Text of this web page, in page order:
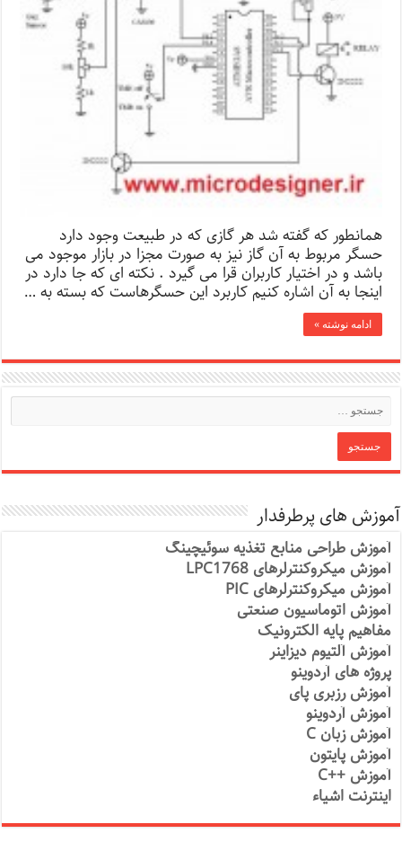
همانطور که گفته شد هر گازی که در طبیعت وجود دارد
حسگر مربوط به آن گاز نیز به صورت مجزا در بازار موجود می
باشد و در اختیار کاربران قرا می گیرد . نکته ای که جا دارد در
اینجا به آن اشاره کنیم کاربرد این حسگرهاست که بسته به …
ادامه نوشته »
آموزش های پرطرفدار
آموزش طراحی منابع تغذیه سوئیچینگ
آموزش میکروکنترلرهای LPC1768
آموزش میکروکنترلرهای PIC
آموزش اتوماسیون صنعتی
مفاهیم پایه الکترونیک
آموزش آلتیوم دیزاینر
پروژه های آردوینو
آموزش رزبری پای
آموزش آردوینو
آموزش زبان C
آموزش پایتون
آموزش ++C
اینترنت اشیاء